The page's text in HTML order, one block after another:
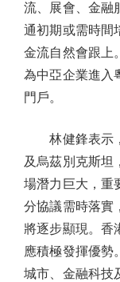
流、展會、金融
通初期或需時間
金流自然會跟上
為中亞企業進入
門戶。
林健鋒表示，
及烏茲別克斯坦
場潛力巨大，重
分協議需時落實
將逐步顯現。香
應積極發揮優勢
城市、金融科技